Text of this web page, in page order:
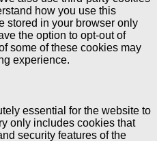
how you use this
stored in your browser only
the option to opt-out of
some of these cookies may
experience.
essential for the website to
only includes cookies that
security features of the